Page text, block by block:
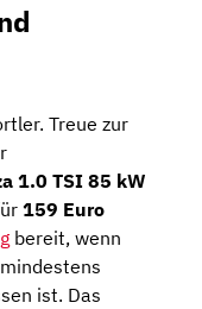
Treue zur
1.0 TSI 85 kW
159 Euro
bereit, wenn
ist. Das